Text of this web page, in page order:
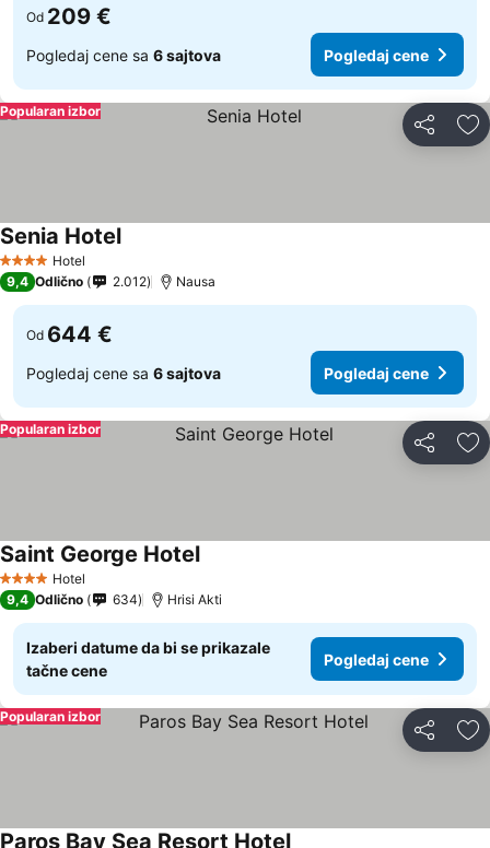
Od 209 €
Pogledaj cene sa 6 sajtova Pogledaj cene
Deli
Popularan izbor
4 ZvezdiceHotel
Senia Hotel
9,4 Odlično 2.012 Nausa
Od 644 €
Pogledaj cene sa 6 sajtova Pogledaj cene
Deli
Popularan izbor
4 ZvezdiceHotel
Saint George Hotel
9,4 Odlično 634 Hrisi Akti
Izaberi datume da bi se prikazale
tačne cene
Pogledaj cene
Deli
Popularan izbor
Paros Bay Sea Resort Hotel